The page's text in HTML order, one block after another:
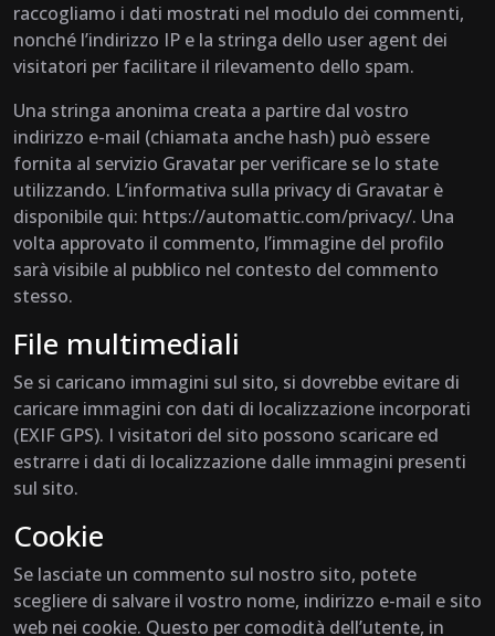
raccogliamo i dati mostrati nel modulo dei commenti,
nonché l’indirizzo IP e la stringa dello user agent dei
visitatori per facilitare il rilevamento dello spam.
Una stringa anonima creata a partire dal vostro
indirizzo e-mail (chiamata anche hash) può essere
fornita al servizio Gravatar per verificare se lo state
utilizzando. L’informativa sulla privacy di Gravatar è
disponibile qui: https://automattic.com/privacy/. Una
volta approvato il commento, l’immagine del profilo
sarà visibile al pubblico nel contesto del commento
stesso.
File multimediali
Se si caricano immagini sul sito, si dovrebbe evitare di
caricare immagini con dati di localizzazione incorporati
(EXIF GPS). I visitatori del sito possono scaricare ed
estrarre i dati di localizzazione dalle immagini presenti
sul sito.
Cookie
Se lasciate un commento sul nostro sito, potete
scegliere di salvare il vostro nome, indirizzo e-mail e sito
web nei cookie. Questo per comodità dell’utente, in